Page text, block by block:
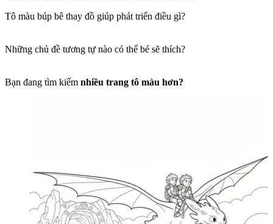
Tô màu búp bê thay đồ giúp phát triển điều gì?
Những chủ đề tương tự nào có thể bé sẽ thích?
Bạn đang tìm kiếm nhiều trang tô màu hơn?